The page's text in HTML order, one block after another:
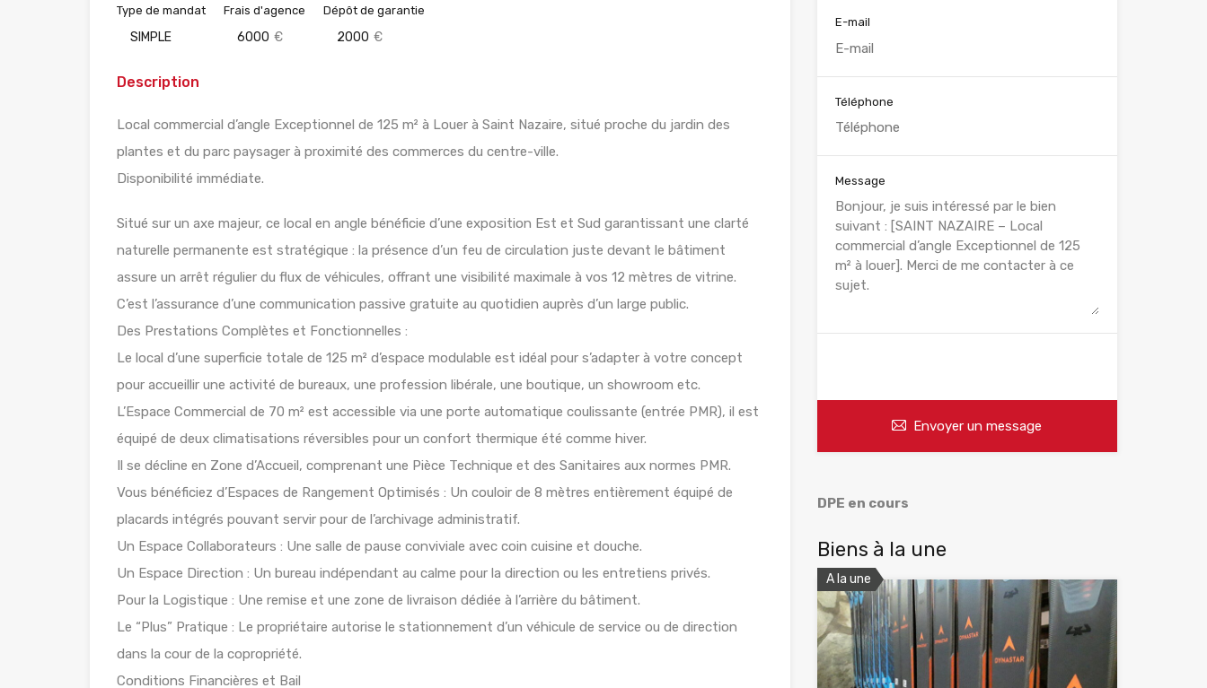
Type de mandat
SIMPLE
Frais d'agence
6000 €
Dépôt de garantie
2000 €
Description
Local commercial d’angle Exceptionnel de 125 m² à Louer à Saint Nazaire, situé proche du jardin des
plantes et du parc paysager à proximité des commerces du centre-ville.
Disponibilité immédiate.
Situé sur un axe majeur, ce local en angle bénéficie d’une exposition Est et Sud garantissant une clarté
naturelle permanente est stratégique : la présence d’un feu de circulation juste devant le bâtiment
assure un arrêt régulier du flux de véhicules, offrant une visibilité maximale à vos 12 mètres de vitrine.
C’est l’assurance d’une communication passive gratuite au quotidien auprès d’un large public.
Des Prestations Complètes et Fonctionnelles :
Le local d’une superficie totale de 125 m² d’espace modulable est idéal pour s’adapter à votre concept
pour accueillir une activité de bureaux, une profession libérale, une boutique, un showroom etc.
L’Espace Commercial de 70 m² est accessible via une porte automatique coulissante (entrée PMR), il est
équipé de deux climatisations réversibles pour un confort thermique été comme hiver.
Il se décline en Zone d’Accueil, comprenant une Pièce Technique et des Sanitaires aux normes PMR.
Vous bénéficiez d’Espaces de Rangement Optimisés : Un couloir de 8 mètres entièrement équipé de
placards intégrés pouvant servir pour de l’archivage administratif.
Un Espace Collaborateurs : Une salle de pause conviviale avec coin cuisine et douche.
Un Espace Direction : Un bureau indépendant au calme pour la direction ou les entretiens privés.
Pour la Logistique : Une remise et une zone de livraison dédiée à l’arrière du bâtiment.
Le “Plus” Pratique : Le propriétaire autorise le stationnement d’un véhicule de service ou de direction
dans la cour de la copropriété.
Conditions Financières et Bail
E-mail
Téléphone
Message
Envoyer un message
DPE en cours
Biens à la une
A la une